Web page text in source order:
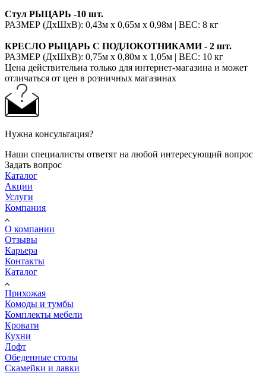
Стул РЫЦАРЬ -10 шт.
РАЗМЕР (ДхШхВ): 0,43м х 0,65м х 0,98м | ВЕС: 8 кг
КРЕСЛО РЫЦАРЬ С ПОДЛОКОТНИКАМИ - 2 шт.
РАЗМЕР (ДхШхВ): 0,75м х 0,80м х 1,05м | ВЕС: 10 кг
Цена действительна только для интернет-магазина и может
отличаться от цен в розничных магазинах
Нужна консультация?
Наши специалисты ответят на любой интересующий вопрос
Задать вопрос
Каталог
Акции
Услуги
Компания
О компании
Отзывы
Карьера
Контакты
Каталог
Прихожая
Комоды и тумбы
Комплекты мебели
Кровати
Кухни
Лофт
Обеденные столы
Скамейки и лавки